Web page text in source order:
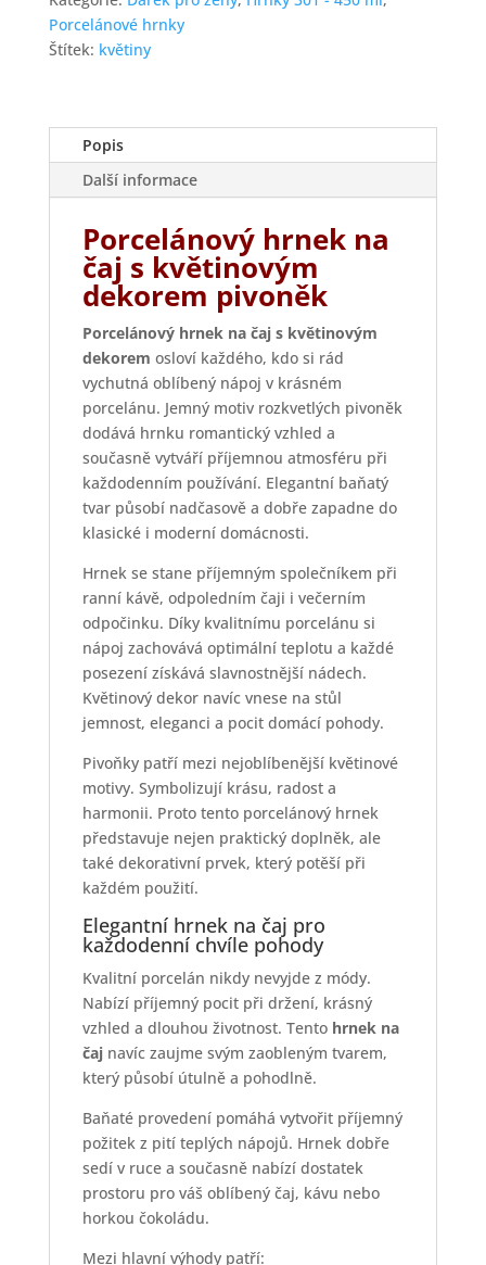
pivoněk
množství
Porcelánové hrnky
Štítek: květiny
Popis
Další informace
Porcelánový hrnek na
čaj s květinovým
dekorem pivoněk
Porcelánový hrnek na čaj s květinovým
dekorem osloví každého, kdo si rád
vychutná oblíbený nápoj v krásném
porcelánu. Jemný motiv rozkvetlých pivoněk
dodává hrnku romantický vzhled a
současně vytváří příjemnou atmosféru při
každodenním používání. Elegantní baňatý
tvar působí nadčasově a dobře zapadne do
klasické i moderní domácnosti.
Hrnek se stane příjemným společníkem při
ranní kávě, odpoledním čaji i večerním
odpočinku. Díky kvalitnímu porcelánu si
nápoj zachovává optimální teplotu a každé
posezení získává slavnostnější nádech.
Květinový dekor navíc vnese na stůl
jemnost, eleganci a pocit domácí pohody.
Pivoňky patří mezi nejoblíbenější květinové
motivy. Symbolizují krásu, radost a
harmonii. Proto tento porcelánový hrnek
představuje nejen praktický doplněk, ale
také dekorativní prvek, který potěší při
každém použití.
Elegantní hrnek na čaj pro
každodenní chvíle pohody
Kvalitní porcelán nikdy nevyjde z módy.
Nabízí příjemný pocit při držení, krásný
vzhled a dlouhou životnost. Tento hrnek na
čajnavíc zaujme svým zaobleným tvarem,
který působí útulně a pohodlně.
Baňaté provedení pomáhá vytvořit příjemný
požitek z pití teplých nápojů. Hrnek dobře
sedí v ruce a současně nabízí dostatek
prostoru pro váš oblíbený čaj, kávu nebo
horkou čokoládu.
Mezi hlavní výhody patří: